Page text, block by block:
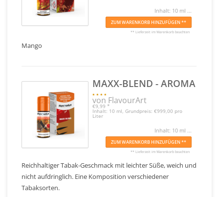
Inhalt: 10 ml ...
ZUM WARENKORB HINZUFÜGEN **
** Lieferzeit im Warenkorb beachten
Mango
MAXX-BLEND - AROMA
von FlavourArt
€9,99 *
Inhalt: 10 ml, Grundpreis: €999,00 pro
Liter
Inhalt: 10 ml ...
ZUM WARENKORB HINZUFÜGEN **
** Lieferzeit im Warenkorb beachten
Reichhaltiger Tabak-Geschmack mit leichter Süße, weich und
nicht aufdringlich. Eine Komposition verschiedener
Tabaksorten.